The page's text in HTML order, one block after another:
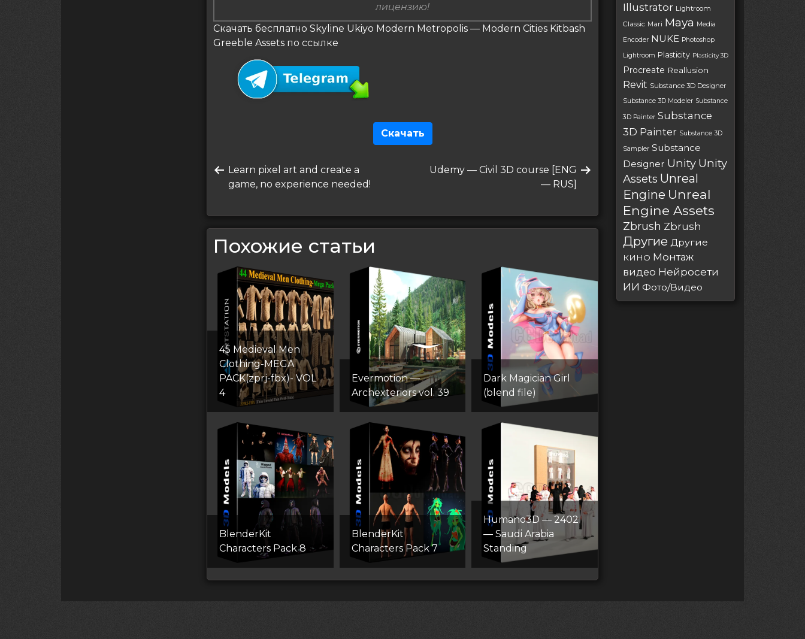
лицензию!
Скачать бесплатно Skyline Ukiyo Modern Metropolis — Modern Cities Kitbash
Greeble Assets по ссылке
Скачать
поПредыдущая
запись
Learn pixel art and create a
game, no experience needed!
Следующая
Udemy — Civil 3D course [ENG
— RUS]
Похожие статьи
45 Medieval Men
Clothing-MEGA
PACK(zprj-fbx)- VOL
4
Evermotion —
Archexteriors vol. 39
Dark Magician Girl
(blend file)
BlenderKit
Сharacters Pack 8
BlenderKit
Сharacters Pack 7
Humano3D — 2402
— Saudi Arabia
Standing
Illustrator Lightroom
Classic Mari Maya
Media
Encoder NUKE Photoshop
Lightroom Plasticity Plasticity 3D
Procreate Reallusion
Revit Substance 3D Designer
Substance 3D Modeler Substance
3D Painter Substance
3D Painter Substance 3D
Sampler Substance
Designer Unity Unity
Assets Unreal
Engine Unreal
Engine Assets
Zbrush Zbrush
Другие Другие
КИНО Монтаж
видео Нейросети
ИИ Фото/Видео